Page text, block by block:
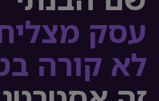
עסק
לא קורה